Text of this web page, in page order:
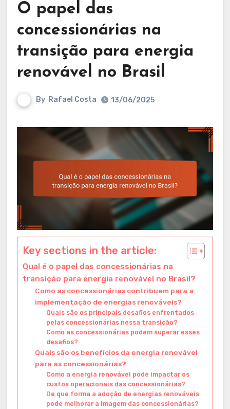
O papel das
concessionárias na
transição para energia
renovável no Brasil
By Rafael Costa 13/06/2025
Key sections in the article:
Qual é o papel das concessionárias na
transição para energia renovável no Brasil?
Como as concessionárias contribuem para a
implementação de energias renováveis?
Quais são os principais desafios enfrentados
pelas concessionárias nessa transição?
Como as concessionárias podem superar esses
desafios?
Quais são os benefícios da energia renovável
para as concessionárias?
Como a energia renovável pode impactar os
custos operacionais das concessionárias?
De que forma a adoção de energias renováveis
pode melhorar a imagem das concessionárias?